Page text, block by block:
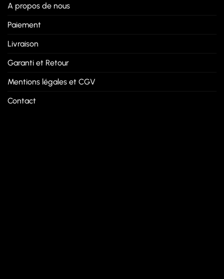
A propos de nous
Paiement
Livraison
Garanti et Retour
Mentions légales et CGV
Contact